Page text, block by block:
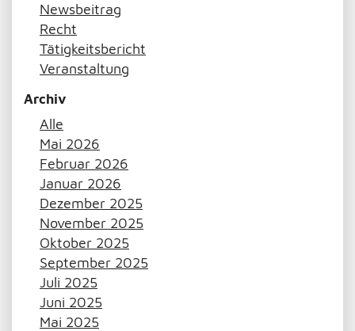
Newsbeitrag
Recht
Tätigkeitsbericht
Veranstaltung
Archiv
Alle
Mai 2026
Februar 2026
Januar 2026
Dezember 2025
November 2025
Oktober 2025
September 2025
Juli 2025
Juni 2025
Mai 2025